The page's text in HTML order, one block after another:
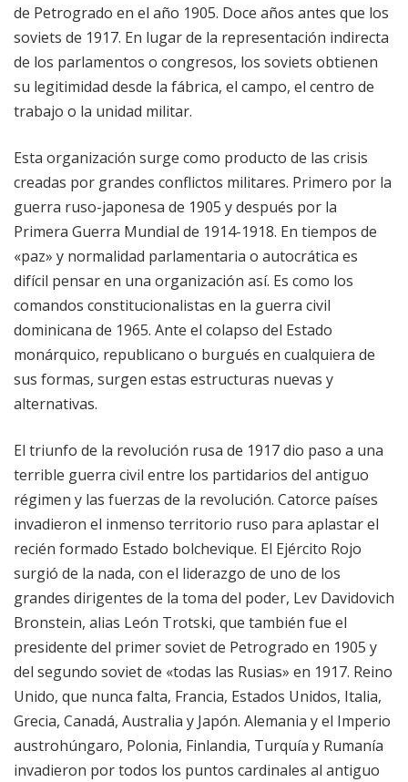
de Petrogrado en el año 1905. Doce años antes que los
soviets de 1917. En lugar de la representación indirecta
de los parlamentos o congresos, los soviets obtienen
su legitimidad desde la fábrica, el campo, el centro de
trabajo o la unidad militar.
Esta organización surge como producto de las crisis
creadas por grandes conflictos militares. Primero por la
guerra ruso-japonesa de 1905 y después por la
Primera Guerra Mundial de 1914-1918. En tiempos de
«paz» y normalidad parlamentaria o autocrática es
difícil pensar en una organización así. Es como los
comandos constitucionalistas en la guerra civil
dominicana de 1965. Ante el colapso del Estado
monárquico, republicano o burgués en cualquiera de
sus formas, surgen estas estructuras nuevas y
alternativas.
El triunfo de la revolución rusa de 1917 dio paso a una
terrible guerra civil entre los partidarios del antiguo
régimen y las fuerzas de la revolución. Catorce países
invadieron el inmenso territorio ruso para aplastar el
recién formado Estado bolchevique. El Ejército Rojo
surgió de la nada, con el liderazgo de uno de los
grandes dirigentes de la toma del poder, Lev Davidovich
Bronstein, alias León Trotski, que también fue el
presidente del primer soviet de Petrogrado en 1905 y
del segundo soviet de «todas las Rusias» en 1917. Reino
Unido, que nunca falta, Francia, Estados Unidos, Italia,
Grecia, Canadá, Australia y Japón. Alemania y el Imperio
austrohúngaro, Polonia, Finlandia, Turquía y Rumanía
invadieron por todos los puntos cardinales al antiguo